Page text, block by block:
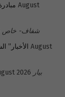
شفاف- خاص
2026 بيار